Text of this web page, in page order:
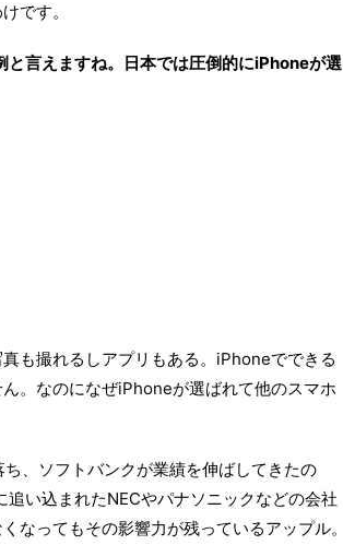
です。
言えますね。日本では圧倒的にiPhoneが選
も撮れるしアプリもある。iPhoneでできる
。なのになぜiPhoneが選ばれて他のスマホ
、ソフトバンクが業績を伸ばしてきたの
い込まれたNECやパナソニックなどの会社
なってもその影響力が残っているアップル。